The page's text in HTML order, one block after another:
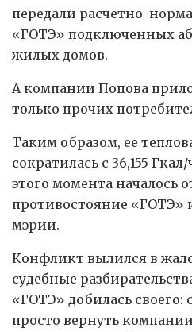
передали расчетно-
«ГОТЭ» подключенных
жилых домов.
А компании Попова
только прочих
Таким образом, ее
сократилась с 36,155 Гкал/
этого момента началось
противостояние «ГОТЭ»
мэрии.
Конфликт вылился в
судебные
«ГОТЭ» добилась своего:
просто вернуть